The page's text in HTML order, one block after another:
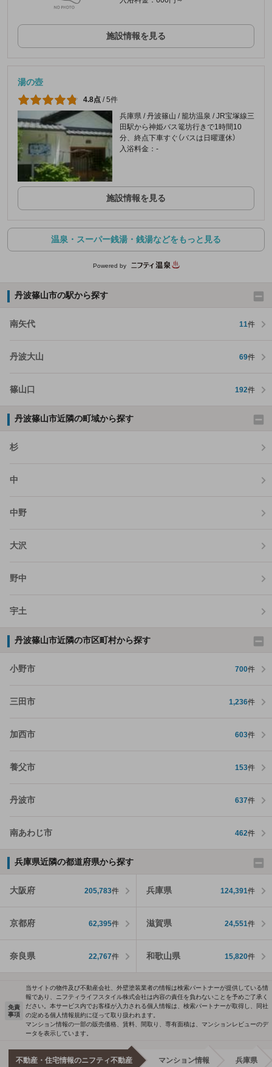
施設情報を見る
湯の壺
4.8点 /5件
兵庫県 / 丹波篠山 / 籠坊温泉 / JR宝塚線三
田駅から神姫バス篭坊行きで1時間10
分、終点下車すぐ（バスは日曜運休）
入浴料金：-
施設情報を見る
温泉・スーパー銭湯・銭湯などをもっと見る
Powered by
丹波篠山市の駅から探す
南矢代 11件
丹波大山 69件
篠山口 192件
丹波篠山市近隣の町域から探す
杉
中
中野
大沢
野中
宇土
丹波篠山市近隣の市区町村から探す
小野市 700件
三田市 1,236件
加西市 603件
養父市 153件
丹波市 637件
南あわじ市 462件
兵庫県近隣の都道府県から探す
大阪府 205,783件 兵庫県 124,391件
京都府 62,395件 滋賀県 24,551件
奈良県 22,767件 和歌山県 15,820件
免責
事項
当サイトの物件及び不動産会社、外壁塗装業者の情報は検索パートナーが提供している情
報であり、ニフティライフスタイル株式会社は内容の責任を負わないことを予めご了承く
ださい。本サービス内でお客様が入力される個人情報は、検索パートナーが取得し、同社
の定める個人情報規約に従って取り扱われます。
マンション情報の一部の販売価格、賃料、間取り、専有面積は、マンションレビューのデ
ータを表示しています。
不動産・住宅情報のニフティ不動産 マンション情報 兵庫県